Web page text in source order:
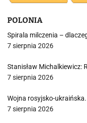
POLONIA
Spirala milczenia –
7 sierpnia 2026
Stanisław Michalkiewicz:
7 sierpnia 2026
Wojna rosyjsko-
7 sierpnia 2026